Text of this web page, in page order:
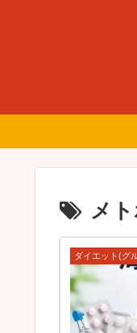
メ
ダイエット(グ